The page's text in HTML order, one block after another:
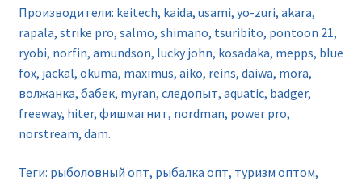
Производители: keitech, kaida, usami, yo-zuri, akara,
rapala, strike pro, salmo, shimano, tsuribito, pontoon 21,
ryobi, norfin, amundson, lucky john, kosadaka, mepps, blue
fox, jackal, okuma, maximus, aiko, reins, daiwa, mora,
волжанка, бабек, myran, следопыт, aquatic, badger,
freeway, hiter, фишмагнит, nordman, power pro,
norstream, dam.
Теги: рыболовный опт, рыбалка опт, туризм оптом,